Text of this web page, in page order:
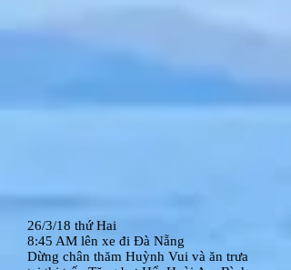
26/3/18 thứ Hai
8:45 AM lên xe đi Đà Nẵng
Dừng chân thăm Huỳnh Vui và ăn trưa